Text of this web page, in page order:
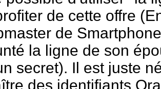
de cette offre
de
la ligne de son
secret). Il est juste
des identifiants